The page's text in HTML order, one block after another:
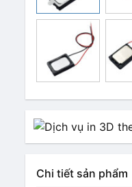
Chi tiết sản phẩm